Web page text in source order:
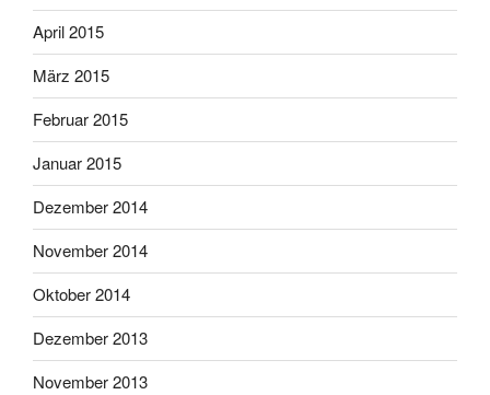
April 2015
März 2015
Februar 2015
Januar 2015
Dezember 2014
November 2014
Oktober 2014
Dezember 2013
November 2013